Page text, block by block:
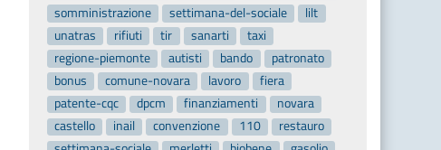
somministrazione
settimana-del-sociale
lilt
unatras
rifiuti tir sanarti
taxi
regione-piemonte
autisti bando
patronato
bonus
comune-novara lavoro
fiera
patente-cqc
dpcm finanziamenti
novara
castello
inail convenzione 110
restauro